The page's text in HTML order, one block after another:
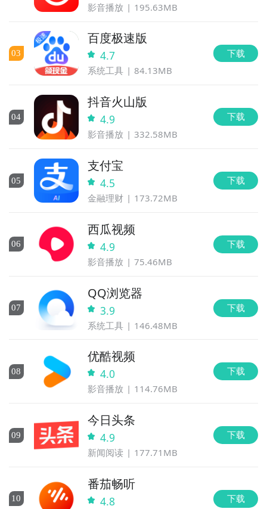
影音播放 195.63MB
03
百度极速版
4.7
系统工具 84.13MB
下载
04
抖音火山版
4.9
影音播放 332.58MB
下载
05
支付宝
4.5
金融理财 173.72MB
下载
06
西瓜视频
4.9
影音播放 75.46MB
下载
07
QQ浏览器
3.9
系统工具 146.48MB
下载
08
优酷视频
4.0
影音播放 114.76MB
下载
09
今日头条
4.9
新闻阅读 177.71MB
下载
10
番茄畅听
4.8 下载